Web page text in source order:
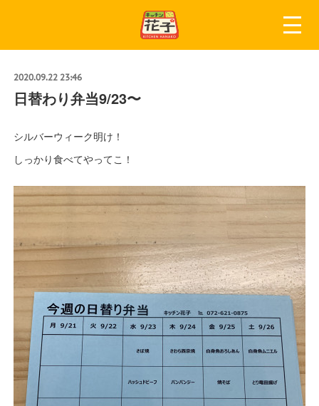
2020.09.22 23:46
日替わり弁当9/23〜
シルバーウィーク明け！
しっかり食べてやってこ！